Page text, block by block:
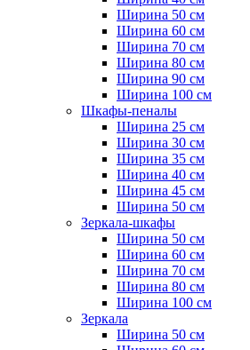
Ширина 50 см
Ширина 60 см
Ширина 70 см
Ширина 80 см
Ширина 90 см
Ширина 100 см
Шкафы-пеналы
Ширина 25 см
Ширина 30 см
Ширина 35 см
Ширина 40 см
Ширина 45 см
Ширина 50 см
Зеркала-шкафы
Ширина 50 см
Ширина 60 см
Ширина 70 см
Ширина 80 см
Ширина 100 см
Зеркала
Ширина 50 см